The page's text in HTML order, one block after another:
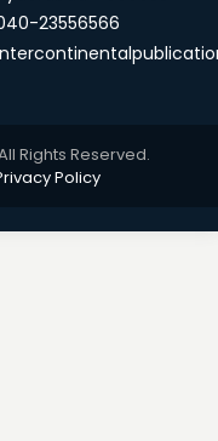
23556566
Rights Reserved.
Policy